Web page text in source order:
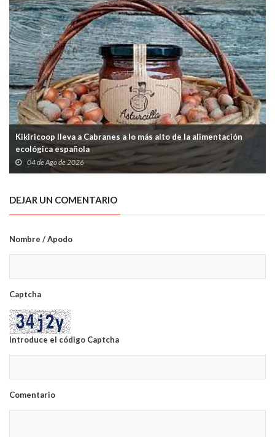
Kikiricoop lleva a Cabranes a lo más alto de la alimentación
ecológica española
04 de Ago de 2026
DEJAR UN COMENTARIO
Nombre / Apodo
Captcha
Introduce el código Captcha
Comentario